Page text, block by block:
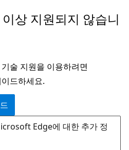
상 지원되지 않습니
술 지원을 이용하려면
드하세요.
Edge에 대한 추가 정